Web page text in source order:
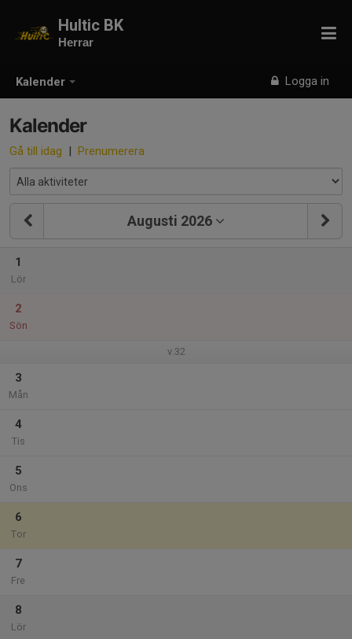
Kalender Logga in
Hultic BK
Herrar
Kalender
Gå till idag | Prenumerera
Augusti 2026
1
Lör
2
Sön
v.32
3
Mån
4
Tis
5
Ons
6
Tor
7
Fre
8
Lör